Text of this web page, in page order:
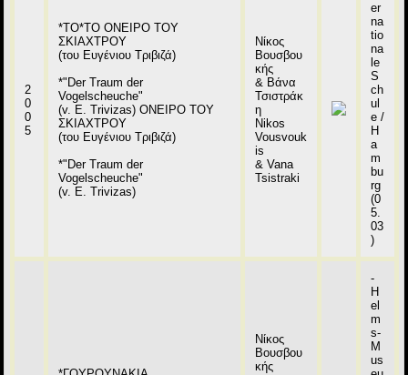
2
0
0
5
*ΤΟ*ΤΟ ΟΝΕΙΡΟ ΤΟΥ
ΣΚΙΑΧΤΡΟΥ
(του Ευγένιου Τριβιζά)
*"Der Traum der
Vogelscheuche"
(v. E. Trivizas) ΟΝΕΙΡΟ ΤΟΥ
ΣΚΙΑΧΤΡΟΥ
(του Ευγένιου Τριβιζά)
*"Der Traum der
Vogelscheuche"
(v. E. Trivizas)
Νίκος
Βουσβου
κής
& Βάνα
Τσιστράκ
η
Nikos
Vousvouk
is
& Vana
Tsistraki
er
na
tio
na
le
S
ch
ul
e /
H
a
m
bu
rg
(0
5.
03
)
Νίκος
Βουσβου
κής
-
H
el
m
s-
M
us